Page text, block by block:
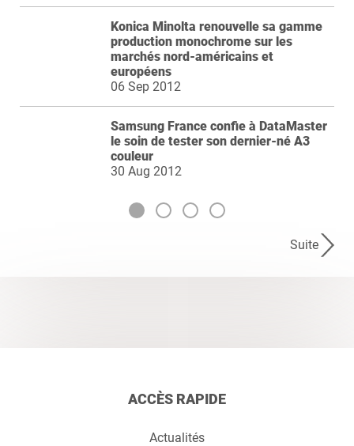
Konica Minolta renouvelle sa gamme
production monochrome sur les
marchés nord-américains et
européens
06 Sep 2012
Samsung France confie à DataMaster
le soin de tester son dernier-né A3
couleur
30 Aug 2012
Suite
ACCÈS RAPIDE
Actualités